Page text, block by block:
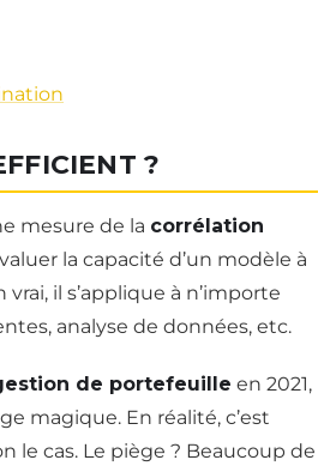
?
mesure de la corrélation
la capacité d’un modèle à
il s’applique à n’importe
analyse de données, etc.
de portefeuille en 2021,
magique. En réalité, c’est
le cas. Le piège ? Beaucoup de